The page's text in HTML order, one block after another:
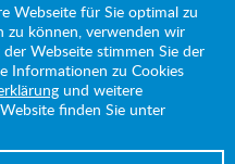
von:
Webseite für Sie optimal zu
zu können, verwenden wir
Webseite stimmen Sie der
Informationen zu Cookies
und weitere
finden Sie unter